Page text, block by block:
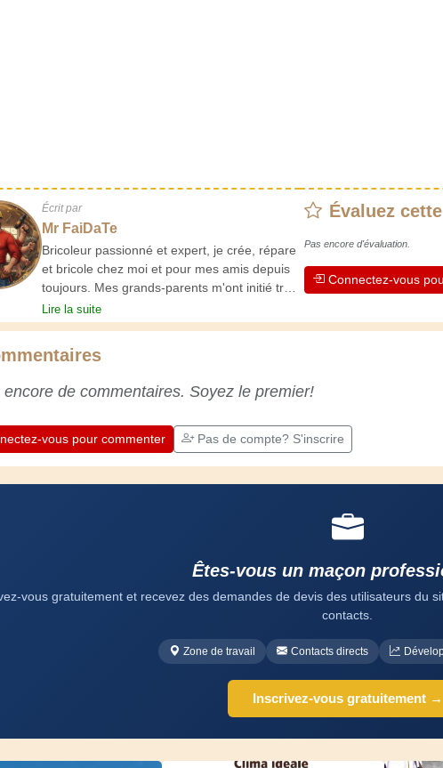
Écrit par
Mr FaiDaTe
Bricoleur passionné et expert, je crée, répare
et bricole chez moi et pour mes amis depuis
toujours. Mes grands-parents m'ont initié très
jeune, et depuis, j'ai acquis une riche
expérience. L'expérience est essentielle ! Elle
apprécier le dévouement des artisans
chaque jour est une occasion de progresser.
Lire la suite
Évaluez
Pas encore d'évaluation.
Connectez-vous
encore de commentaires. Soyez le premier!
vous pour commenter Pas de compte? S'inscrire
Êtes-vous un maçon
vous gratuitement et recevez des demandes de devis des utilisateurs du
contacts.
Zone de travail Contacts directs
Inscrivez-vous gratuitement →